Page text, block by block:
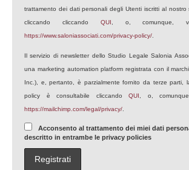
trattamento dei dati personali degli Utenti iscritti al nostro
cliccando cliccando QUI , o, comunque,
https://www.saloniassociati.com/privacy-policy/
Il servizio di newsletter dello Studio Legale Salonia
una marketing automation platform registrata con il
Inc.), e, pertanto, è parzialmente fornito da terze parti,
policy è consultabile cliccandoQUI
, o,
https://mailchimp.com/legal/privacy/
Acconsento al trattamento dei miei dati
descritto in entrambe le privacy policies